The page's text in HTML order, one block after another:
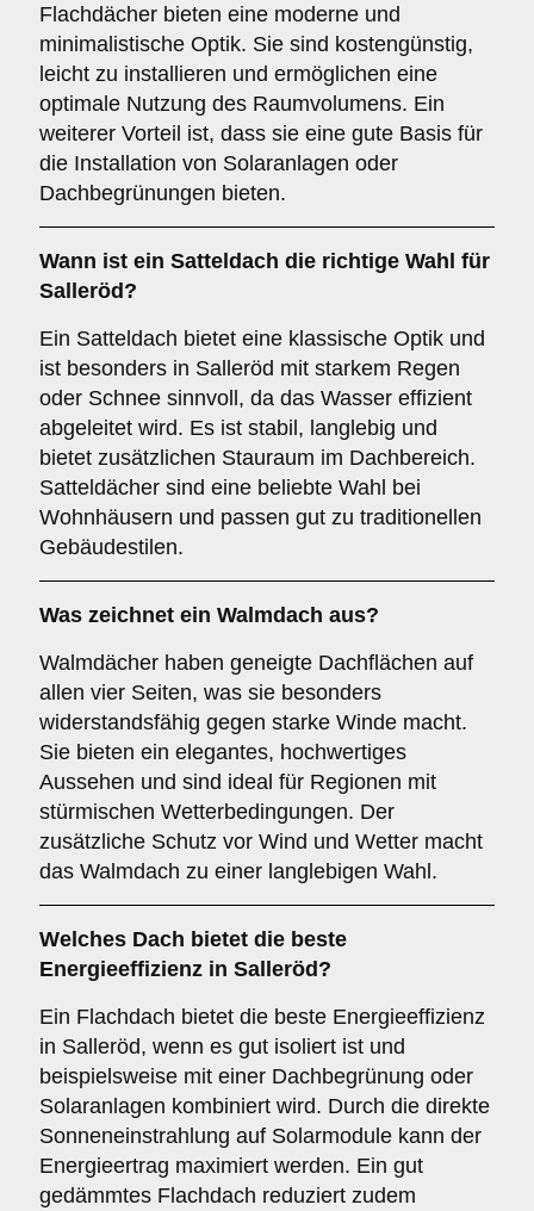
Flachdächer bieten eine moderne und
minimalistische Optik. Sie sind kostengünstig,
leicht zu installieren und ermöglichen eine
optimale Nutzung des Raumvolumens. Ein
weiterer Vorteil ist, dass sie eine gute Basis für
die Installation von Solaranlagen oder
Dachbegrünungen bieten.
Wann ist ein Satteldach die richtige Wahl für
Salleröd?
Ein Satteldach bietet eine klassische Optik und
ist besonders in Salleröd mit starkem Regen
oder Schnee sinnvoll, da das Wasser effizient
abgeleitet wird. Es ist stabil, langlebig und
bietet zusätzlichen Stauraum im Dachbereich.
Satteldächer sind eine beliebte Wahl bei
Wohnhäusern und passen gut zu traditionellen
Gebäudestilen.
Was zeichnet ein Walmdach aus?
Walmdächer haben geneigte Dachflächen auf
allen vier Seiten, was sie besonders
widerstandsfähig gegen starke Winde macht.
Sie bieten ein elegantes, hochwertiges
Aussehen und sind ideal für Regionen mit
stürmischen Wetterbedingungen. Der
zusätzliche Schutz vor Wind und Wetter macht
das Walmdach zu einer langlebigen Wahl.
Welches Dach bietet die beste
Energieeffizienz in Salleröd?
Ein Flachdach bietet die beste Energieeffizienz
in Salleröd, wenn es gut isoliert ist und
beispielsweise mit einer Dachbegrünung oder
Solaranlagen kombiniert wird. Durch die direkte
Sonneneinstrahlung auf Solarmodule kann der
Energieertrag maximiert werden. Ein gut
gedämmtes Flachdach reduziert zudem